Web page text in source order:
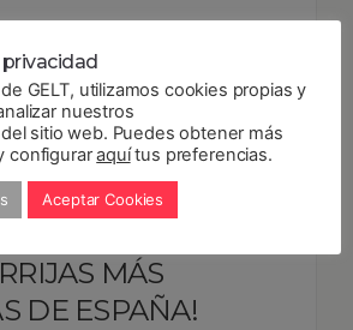
Gelt Noticias,Novedades
MÁS
DE ESPAÑA!
GELT, utilizamos cookies propias y
nuestros
sitio web. Puedes obtener más
configuraraquítus preferencias.
Aceptar Cookies